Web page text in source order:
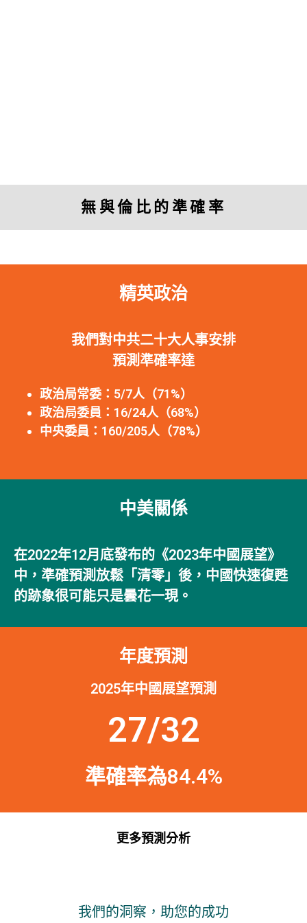
無與倫比的準確率
精英政治
我們對中共二十大人事安排
預測準確率達
政治局常委：5/7人（71%）
政治局委員：16/24人（68%）
中央委員：160/205人（78%）
中美關係
在2022年12月底發布的《2023年中國展望》
中，準確預測放鬆「清零」後，中國快速復甦
的跡象很可能只是曇花一現。
年度預測
2025年中國展望預測
27/32
準確率為84.4%
更多預測分析
我們的洞察，助您的成功